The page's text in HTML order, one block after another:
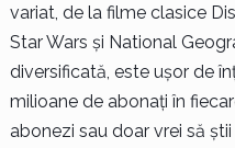
variat, de la filme clasice
Star Wars și National
diversificată, este ușor de
milioane de abonați în
abonezi sau doar vrei să